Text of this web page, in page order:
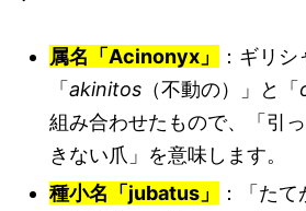
属名「Acinonyx」
：ギリ
「 akinitos （不動の）」と「
組み合わせたもので、「引
きない爪」を意味します。
種小名「jubatus」
：「た